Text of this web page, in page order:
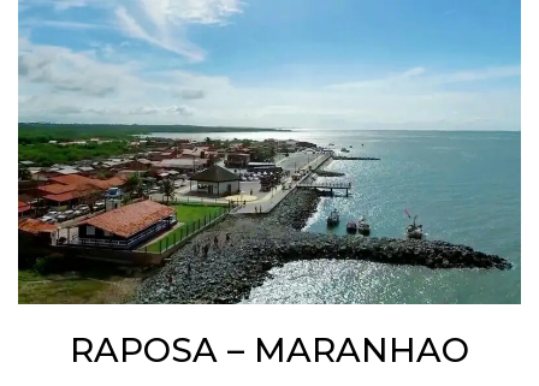
RAPOSA – MARANHAO